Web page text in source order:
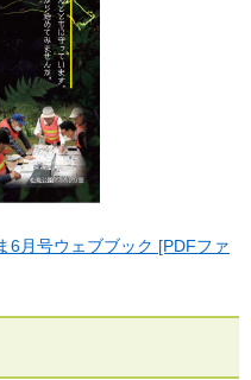
6月号ウェブブック [PDFファ